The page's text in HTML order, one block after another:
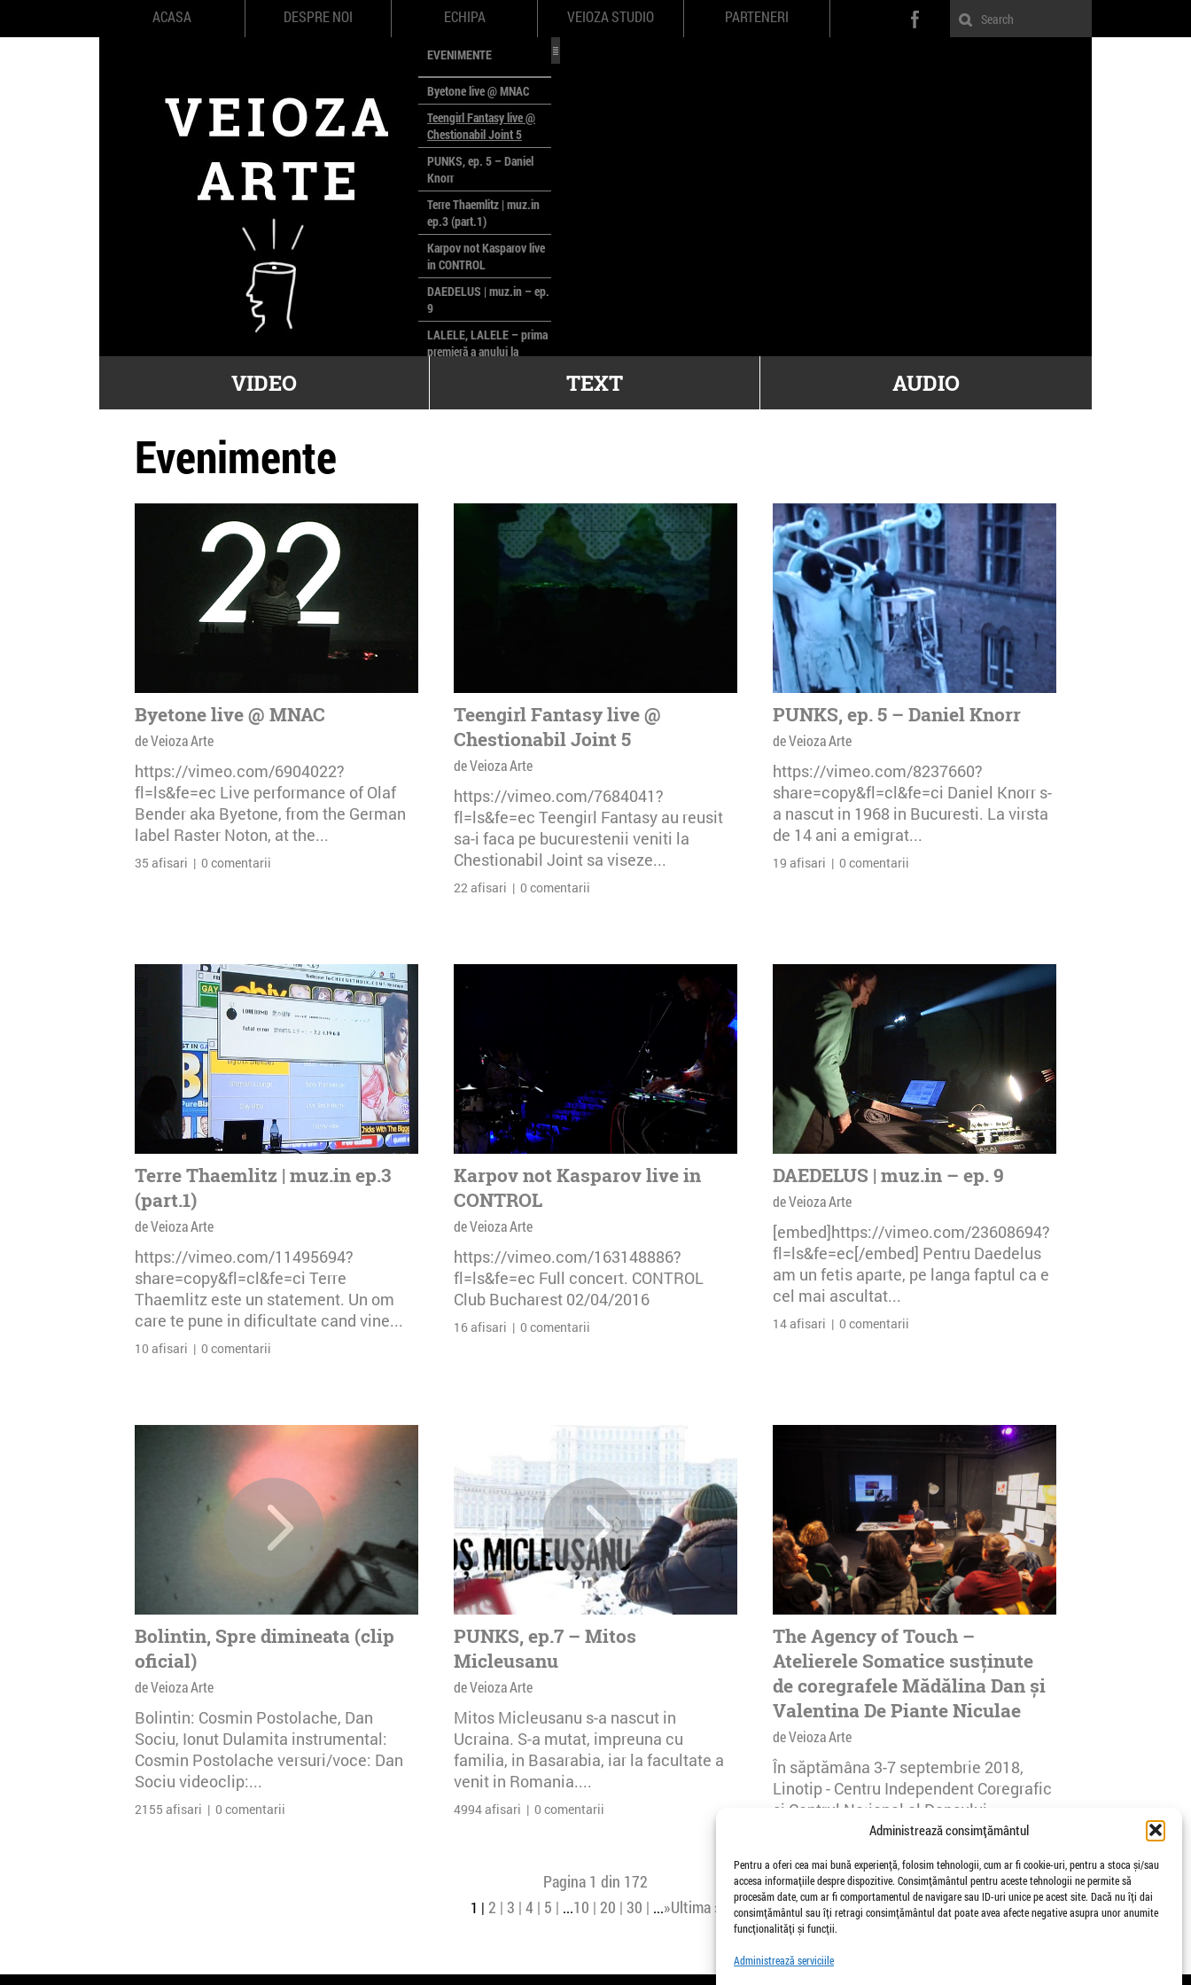
Administrează consimțământul
Pentru a oferi cea mai bună experiență, folosim tehnologii, cum ar fi cookie-uri, pentru a stoca și/sau
accesa informațiile despre dispozitive. Consimțământul pentru aceste tehnologii ne permite să
procesăm date, cum ar fi comportamentul de navigare sau ID-uri unice pe acest site. Dacă nu îți dai
consimțământul sau îți retragi consimțământul dat poate avea afecte negative asupra unor anumite
funcționalități și funcții.
Administrează serviciile
ACASA DESPRE NOI ECHIPA VEIOZA STUDIO PARTENERI
EVENIMENTE
Byetone live @ MNAC
Teengirl Fantasy live @
Chestionabil Joint 5
PUNKS, ep. 5 – Daniel
Knorr
Terre Thaemlitz | muz.in
ep.3 (part.1)
Karpov not Kasparov live
in CONTROL
DAEDELUS | muz.in – ep.
9
LALELE, LALELE – prima
premieră a anului la
poloneze la București
VIDEO TEXT AUDIO
Evenimente
Byetone live @ MNAC
de Veioza Arte
https://vimeo.com/6904022?
fl=ls&fe=ec Live performance of Olaf
Bender aka Byetone, from the German
label Raster Noton, at the...
35 afisari | 0 comentarii
Teengirl Fantasy live @
Chestionabil Joint 5
de Veioza Arte
https://vimeo.com/7684041?
fl=ls&fe=ec Teengirl Fantasy au reusit
sa-i faca pe bucurestenii veniti la
Chestionabil Joint sa viseze...
22 afisari | 0 comentarii
PUNKS, ep. 5 – Daniel Knorr
de Veioza Arte
https://vimeo.com/8237660?
share=copy&fl=cl&fe=ci Daniel Knorr s-
a nascut in 1968 in Bucuresti. La virsta
de 14 ani a emigrat...
19 afisari | 0 comentarii
Terre Thaemlitz | muz.in ep.3
(part.1)
de Veioza Arte
https://vimeo.com/11495694?
share=copy&fl=cl&fe=ci Terre
Thaemlitz este un statement. Un om
care te pune in dificultate cand vine...
10 afisari | 0 comentarii
Karpov not Kasparov live in
CONTROL
de Veioza Arte
https://vimeo.com/163148886?
fl=ls&fe=ec Full concert. CONTROL
Club Bucharest 02/04/2016
16 afisari | 0 comentarii
DAEDELUS | muz.in – ep. 9
de Veioza Arte
[embed]https://vimeo.com/23608694?
fl=ls&fe=ec[/embed] Pentru Daedelus
am un fetis aparte, pe langa faptul ca e
cel mai ascultat...
14 afisari | 0 comentarii
Bolintin, Spre dimineata (clip
oficial)
de Veioza Arte
Bolintin: Cosmin Postolache, Dan
Sociu, Ionut Dulamita instrumental:
Cosmin Postolache versuri/voce: Dan
Sociu videoclip:...
2155 afisari | 0 comentarii
PUNKS, ep.7 – Mitos
Micleusanu
de Veioza Arte
Mitos Micleusanu s-a nascut in
Ucraina. S-a mutat, impreuna cu
familia, in Basarabia, iar la facultate a
venit in Romania....
4994 afisari | 0 comentarii
The Agency of Touch –
Atelierele Somatice susținute
de coregrafele Mădălina Dan și
Valentina De Piante Niculae
de Veioza Arte
În săptămâna 3-7 septembrie 2018,
Linotip - Centru Independent Coregrafic
și Centrul Național al Dansului
26 afisari | 0 comentarii
Pagina 1 din 172
1 2 3 4 5 ...10 20 30 ...»Ultima »